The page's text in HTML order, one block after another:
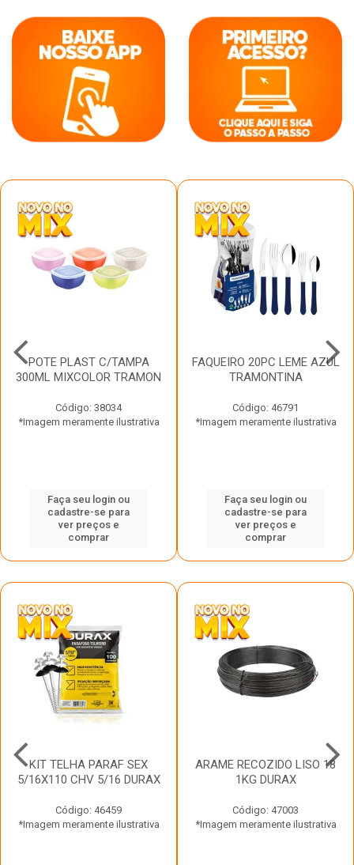
POTE PLAST C/TAMPA
300ML MIXCOLOR TRAMON
Código: 38034
*Imagem meramente ilustrativa
Faça seu login ou
cadastre-se para
ver preços e
comprar
FAQUEIRO 20PC LEME AZUL
TRAMONTINA
Código: 46791
*Imagem meramente ilustrativa
Faça seu login ou
cadastre-se para
ver preços e
comprar
KIT TELHA PARAF SEX
5/16X110 CHV 5/16 DURAX
Código: 46459
*Imagem meramente ilustrativa
ARAME RECOZIDO LISO 18
1KG DURAX
Código: 47003
*Imagem meramente ilustrativa